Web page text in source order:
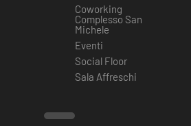
Coworking
Complesso San
Michele
Eventi
Social Floor
Sala Affreschi